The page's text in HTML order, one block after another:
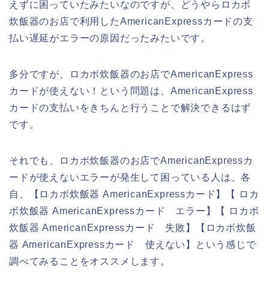
えずに困っていたみたいなのですが、どうやらロカボ
炊飯器のお店で利用したAmericanExpressカードの支
払い遅延がエラーの原因だったみたいです。
多分ですが、ロカボ炊飯器のお店でAmericanExpress
カードが使えない！という問題は、AmericanExpress
カードの支払いをきちんと行うことで解決できるはず
です。
それでも、ロカボ炊飯器のお店でAmericanExpressカ
ードが使えないエラーが発生して困っている人は、各
自、【ロカボ炊飯器 AmericanExpressカード】【 ロカ
ボ炊飯器 AmericanExpressカード エラー】【 ロカボ
炊飯器 AmericanExpressカード 失敗】【ロカボ炊飯
器 AmericanExpressカード 使えない】という感じで
調べてみることをオススメします。